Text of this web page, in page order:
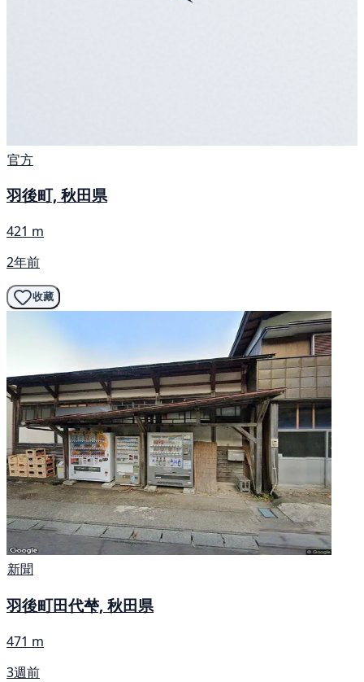
官方
羽後町, 秋田県
421 m
2年前
收藏
新聞
羽後町田代梺, 秋田県
471 m
3週前